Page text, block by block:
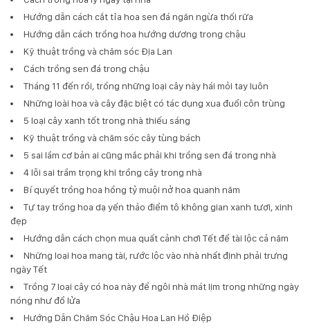
Hướng dẫn cách cắt tỉa hoa sen đá ngăn ngừa thối rữa
Hướng dẫn cách trồng hoa hướng dương trong chậu
Kỹ thuật trồng và chăm sóc Địa Lan
Cách trồng sen đá trong chậu
Tháng 11 đến rồi, trồng những loại cây này hái mỏi tay luôn
Những loài hoa và cây đặc biệt có tác dụng xua đuổi côn trùng
5 loại cây xanh tốt trong nhà thiếu sáng
Kỹ thuật trồng và chăm sóc cây tùng bách
5 sai lầm cơ bản ai cũng mắc phải khi trồng sen đá trong nhà
4 lỗi sai trầm trọng khi trồng cây trong nhà
Bí quyết trồng hoa hồng tỷ muội nở hoa quanh năm
Tự tay trồng hoa dạ yến thảo điểm tô không gian xanh tươi, xinh
đẹp
Hướng dẫn cách chọn mua quất cảnh chơi Tết để tài lộc cả năm
Những loại hoa mang tài, rước lộc vào nhà nhất định phải trưng
ngày Tết
Trồng 7 loại cây có hoa này để ngôi nhà mát lịm trong những ngày
nóng như đổ lửa
Hướng Dẫn Chăm Sóc Chậu Hoa Lan Hồ Điệp